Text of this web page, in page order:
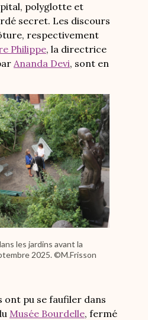
polyglotte et
secret. Les discours
respectivement
Philippe, la directrice
Ananda Devi, sont en
les jardins avant la
2025. ©M.Frisson
ont pu se faufiler dans
Musée Bourdelle, fermé